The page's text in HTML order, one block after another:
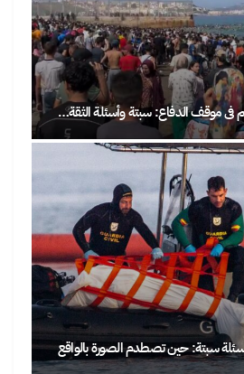
في موقف الدفاع: سبتة وأسئلة الثقة…
سبتة: حين تصطدم الصورة بالواقع